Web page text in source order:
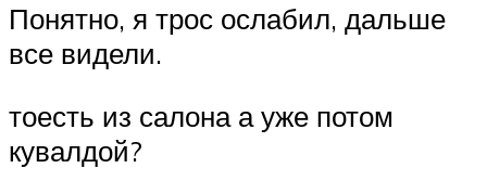
Понятно, я трос ослабил, дальше
все видели.
тоесть из салона а уже потом
кувалдой?